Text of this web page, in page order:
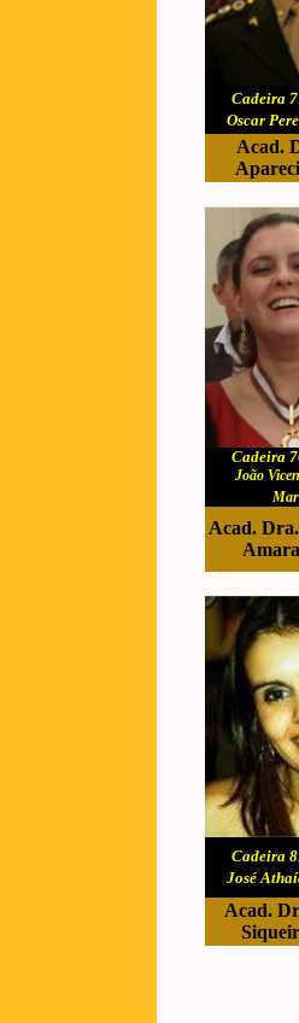
Cadeira
Oscar
Acad.
Cadeira
João
Acad.
Cadeira
José
Acad.